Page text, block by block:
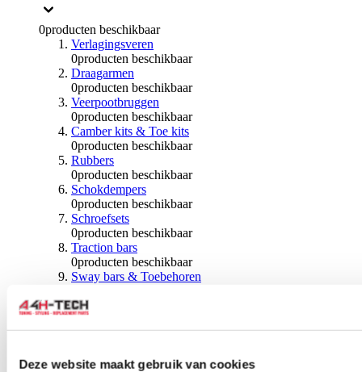
Deze website maakt gebruik van cookies
0producten beschikbaar
Verlagingsveren
0producten beschikbaar
Draagarmen
0producten beschikbaar
Veerpootbruggen
0producten beschikbaar
Camber kits & Toe kits
0producten beschikbaar
Rubbers
0producten beschikbaar
Schokdempers
0producten beschikbaar
Schroefsets
0producten beschikbaar
Traction bars
0producten beschikbaar
Sway bars & Toebehoren
Kogels & Hoezen
0 producten beschikbaar
Wiellagers & Naven
Wielen & Toebehoren